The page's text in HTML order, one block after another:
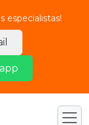
especialistas!